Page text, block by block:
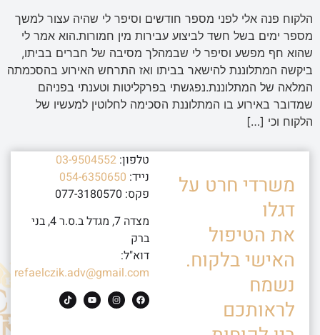
הלקוח פנה אלי לפני מספר חודשים וסיפר לי שהיה עצור למשך
מספר ימים בשל חשד לביצוע עבירות מין חמורות.הוא אמר לי
שהוא חף מפשע וסיפר לי שבמהלך מסיבה של חברים בביתו,
ביקשה המתלוננת להישאר בביתו ואז התרחש האירוע בהסכמתה
המלאה של המתלוננת.נפגשתי בפרקליטות וטענתי בפניהם
שמדובר באירוע בו המתלוננת הסכימה לחלוטין למעשיו של
הלקוח וכי […]
משרדי חרט על
דגלו
את הטיפול
האישי בלקוח.
נשמח
לראותכם
טלפון: 03-9504552
נייד: 054-6350650
פקס: 077-3180570
מצדה 7, מגדל ב.ס.ר 4, בני
ברק
דוא"ל:
refaelczik.adv@gmail.com